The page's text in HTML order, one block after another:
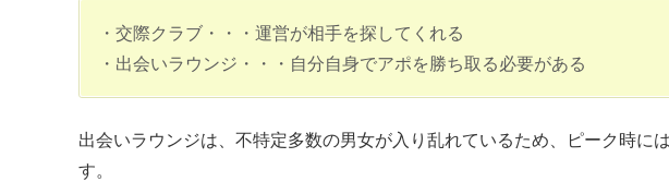
・交際クラブ・・・運営が相手を探してくれる
・出会いラウンジ・・・自分自身でアポを勝ち取る必要がある
出会いラウンジは、不特定多数の男女が入り乱れているため、ピーク時に
す。